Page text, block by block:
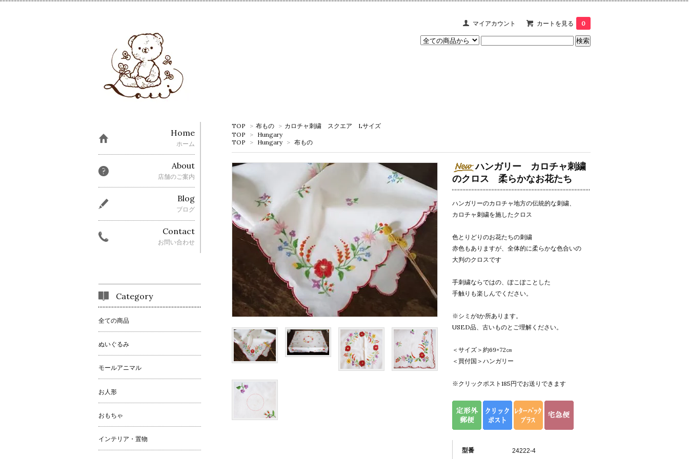
マイアカウント カートを見る 0
TOP > 布もの > カロチャ刺繍 スクエア Lサイズ
TOP
> Hungary
TOP
> Hungary > 布もの
ハンガリー カロチャ刺繍
のクロス 柔らかなお花たち
ハンガリーのカロチャ地方の伝統的な刺繍、
カロチャ刺繍を施したクロス
色とりどりのお花たちの刺繍
赤色もありますが、全体的に柔らかな色合いの
大判のクロスです
手刺繍ならではの、ぽこぽことした
手触りも楽しんでください。
※シミが1か所あります。
USED品、古いものとご理解ください。
＜サイズ＞約69×72㎝
＜買付国＞ハンガリー
※クリックポスト185円でお送りできます
型番 24222-4
Home
ホーム
About
店舗のご案内
Blog
ブログ
Contact
お問い合わせ
Category
全ての商品
ぬいぐるみ
モールアニマル
お人形
おもちゃ
インテリア・置物